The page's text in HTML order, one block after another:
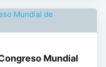
Mundial